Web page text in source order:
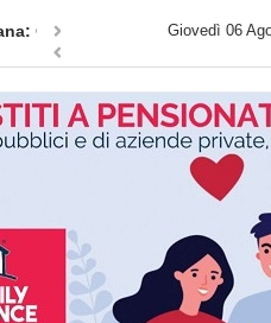
Tag Heuer lancia una
Giovedì 06